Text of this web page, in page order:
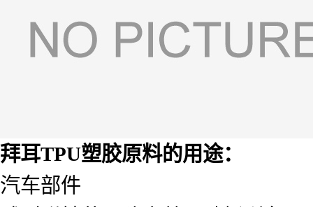
拜耳TPU塑胶原料的用途：
汽车部件